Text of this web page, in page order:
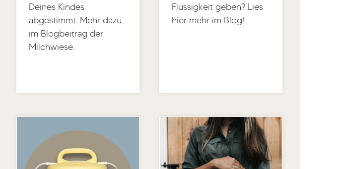
Deines Kindes
abgestimmt. Mehr dazu
im Blogbeitrag der
Milchwiese.
Flüssigkeit geben? Lies
hier mehr im Blog!